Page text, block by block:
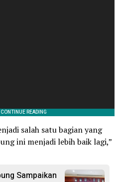
salah satu bagian yang
ini menjadi lebih baik lagi,”
Sampaikan